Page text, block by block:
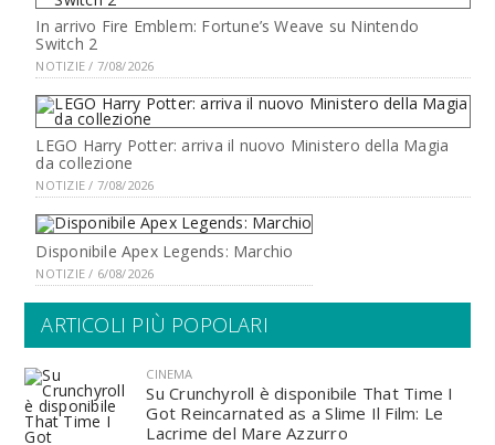
In arrivo Fire Emblem: Fortune’s Weave su Nintendo
Switch 2
NOTIZIE / 7/08/2026
LEGO Harry Potter: arriva il nuovo Ministero della Magia
da collezione
NOTIZIE / 7/08/2026
Disponibile Apex Legends: Marchio
NOTIZIE / 6/08/2026
ARTICOLI PIÙ POPOLARI
CINEMA
Su Crunchyroll è disponibile That Time I
Got Reincarnated as a Slime Il Film: Le
Lacrime del Mare Azzurro